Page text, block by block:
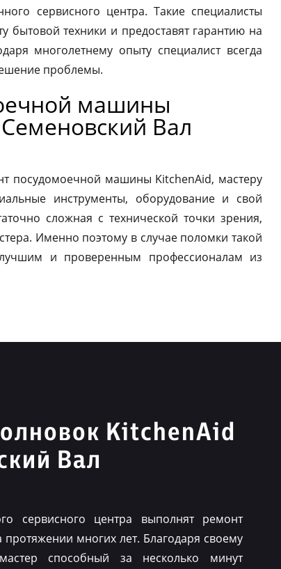
сервисного центра. Такие специалисты
бытовой техники и предоставят гарантию на
многолетнему опыту специалист всегда
проблемы.
машины
Вал
посудомоечной машины KitchenAid, мастеру
инструменты, оборудование и свой
сложная с технической точки зрения,
Именно поэтому в случае поломки такой
лучшим и проверенным профессионалам из
KitchenAid
Вал
сервисного центра выполнят ремонт
многих лет. Благодаря своему
способный за несколько минут